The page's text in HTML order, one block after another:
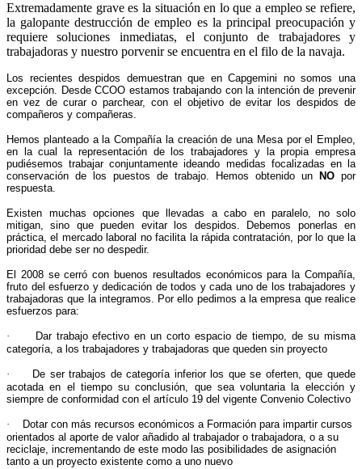
Extremadamente grave es la situación en lo que a empleo se refiere,
la galopante destrucción de empleo es la principal preocupación y
requiere soluciones inmediatas, el conjunto de trabajadores y
trabajadoras y nuestro porvenir se encuentra en el filo de la navaja.
Los recientes despidos demuestran que en Capgemini no somos una
excepción. Desde CCOO estamos trabajando con la intención de prevenir
en vez de curar o parchear, con el objetivo de evitar los despidos de
compañeros y compañeras.
Hemos planteado a la Compañía la creación de una Mesa por el Empleo,
en la cual la representación de los trabajadores y la propia empresa
pudiésemos trabajar conjuntamente ideando medidas focalizadas en la
conservación de los puestos de trabajo. Hemos obtenido un
NO por
respuesta.
Existen muchas opciones que llevadas a cabo en paralelo, no solo
mitigan, sino que pueden evitar los despidos. Debemos ponerlas en
práctica, el mercado laboral no facilita la rápida contratación, por lo que la
prioridad debe ser no despedir.
El 2008 se cerró con buenos resultados económicos para la Compañía,
fruto del esfuerzo y dedicación de todos y cada uno de los trabajadores y
trabajadoras que la integramos. Por ello pedimos a la empresa que realice
esfuerzos para:
·
Dar trabajo efectivo en un corto espacio de tiempo, de su misma
categoría, a los trabajadores y trabajadoras que queden sin proyecto
·
De ser trabajos de categoría inferior los que se oferten, que quede
acotada en el tiempo su conclusión, que sea voluntaria la elección y
siempre de conformidad con el artículo 19 del vigente Convenio Colectivo
·
Dotar con más recursos económicos a Formación para impartir cursos
orientados al aporte de valor añadido al trabajador o trabajadora, o a su
reciclaje, incrementando de este modo las posibilidades de asignación
tanto a un proyecto existente como a uno nuevo